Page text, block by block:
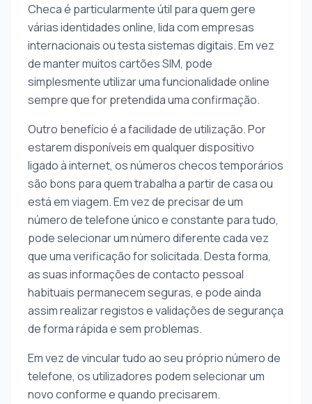
Checa é particularmente útil para quem gere
várias identidades online, lida com empresas
internacionais ou testa sistemas digitais. Em vez
de manter muitos cartões SIM, pode
simplesmente utilizar uma funcionalidade online
sempre que for pretendida uma confirmação.
Outro benefício é a facilidade de utilização. Por
estarem disponíveis em qualquer dispositivo
ligado à internet, os números checos temporários
são bons para quem trabalha a partir de casa ou
está em viagem. Em vez de precisar de um
número de telefone único e constante para tudo,
pode selecionar um número diferente cada vez
que uma verificação for solicitada. Desta forma,
as suas informações de contacto pessoal
habituais permanecem seguras, e pode ainda
assim realizar registos e validações de segurança
de forma rápida e sem problemas.
Em vez de vincular tudo ao seu próprio número de
telefone, os utilizadores podem selecionar um
novo conforme e quando precisarem.